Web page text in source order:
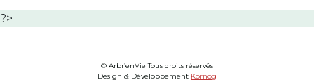
?>
© Arbr’enVie Tous droits réservés
Design & Développement Kornog